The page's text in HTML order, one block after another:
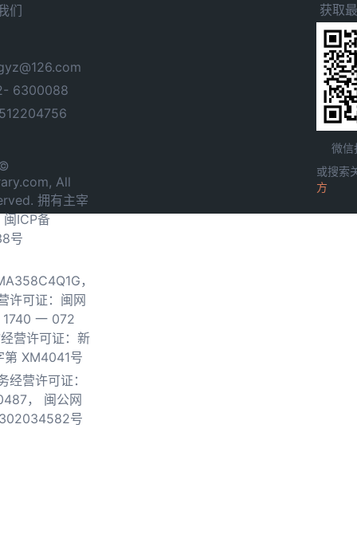
们
6300088
All
拥有主宰
闽ICP备
号
，
许可证：闽网
一 072
营许可证：新
第 XM4041号
经营许可证：
，
闽公网
号
获取
微信
或搜索
方